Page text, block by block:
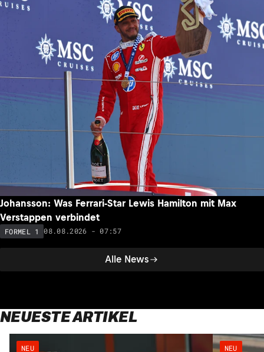
Alle News
Johansson: Was Ferrari-Star Lewis Hamilton mit Max
Verstappen verbindet
FORMEL 1 08.08.2026 - 07:57
NEUESTE ARTIKEL
NEU NEU